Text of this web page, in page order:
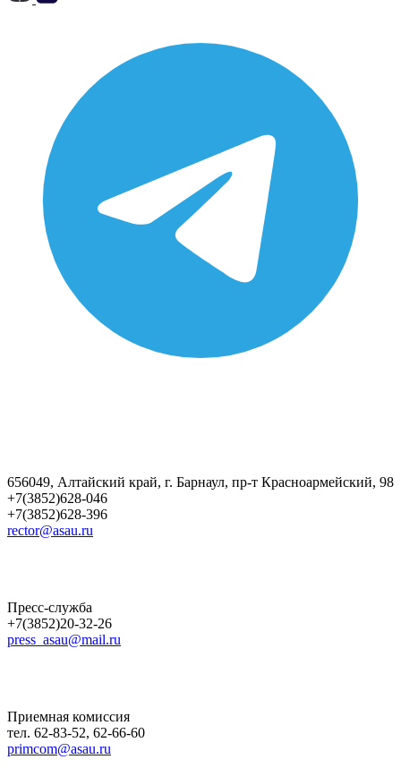
656049, Алтайский край, г. Барнаул, пр-т Красноармейский, 98
+7(3852)628-046
+7(3852)628-396
rector@asau.ru
Пресс-служба
+7(3852)20-32-26
press_asau@mail.ru
Приемная комиссия
тел. 62-83-52, 62-66-60
primcom@asau.ru